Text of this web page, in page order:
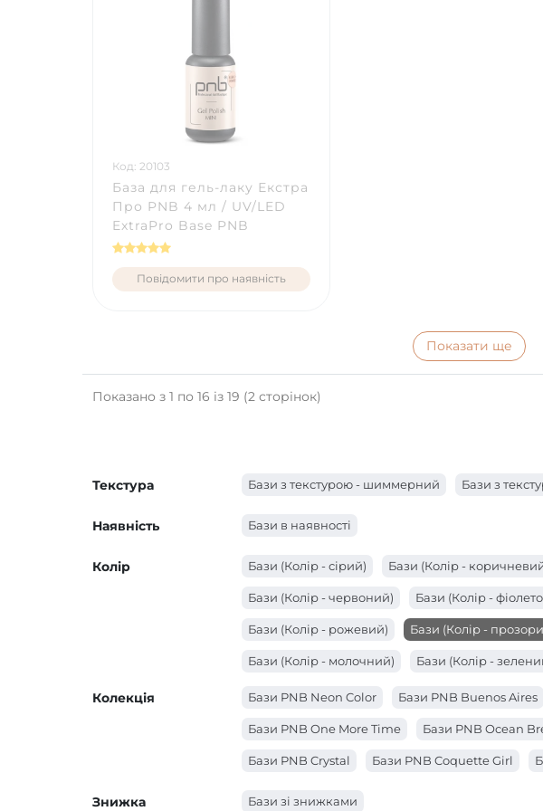
Код: 20103
База для гель-лаку Екстра
Про PNB 4 мл / UV/LED
ExtraPro Base PNB
Повідомити про наявність
Показати ще
Показано з 1 по 16 із 19 (2 сторінок)
Текстура Бази з текстурою - шиммерний Бази з
Наявність Бази в наявності
Колір Бази (Колір - сірий) Бази (Колір -
Бази (Колір - червоний) Бази (Колір -
Бази (Колір - рожевий) Бази (Колір -
Бази (Колір - молочний) Бази (Колір -
Бази (Колір - блакитний) Бази (Колір -
Бази (Колір - білий)
Колекція Бази PNB Neon Color Бази PNB Buenos Aires
Бази PNB One More Time Бази PNB Ocean
Бази PNB Crystal Бази PNB Coquette Girl
Знижка Бази зі знижками